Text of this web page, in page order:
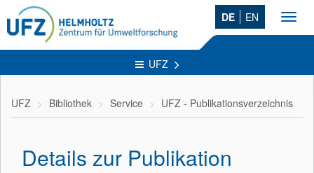
DE EN
UFZ
UFZ Bibliothek Service UFZ - Publikationsverzeichnis
Details zur Publikation